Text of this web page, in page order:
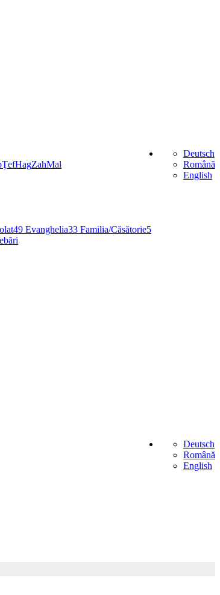
Deutsch
Română
English
ŢefHagZahMal
49 Evanghelia33 Familia/Căsătorie5
Deutsch
Română
English